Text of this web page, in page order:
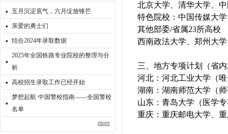
· 五月沉淀底气，六月绽放锋芒
· 亲爱的勇士们
· 结合2024年录取数据
· 2025年全国铁路专业院校的整理与分
析
· 高校招生录取工作已经开始
· 梦想起航·中国警校指南——全国警校
名单
more
北京大学、清华大学、
特色院校：中国传媒大
‌其他部委/省属23所高校‌
西南政法大学、郑州大
三、地方专项计划（省
河北‌：河北工业大学（
湖南‌：湖南师范大学（
山东‌：青岛大学（医学
重庆‌：重庆邮电大学、